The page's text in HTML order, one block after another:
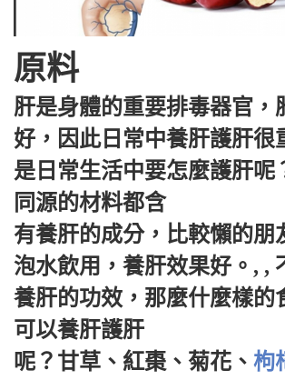
原料
肝是身體的重要排毒器官，
好，因此日常中養肝護肝很
是日常生活中要怎麼護肝呢
同源的材料都含
有養肝的成分，比較懶的朋
泡水飲用，養肝效果好。, ,
養肝的功效，那麼什麼樣的
可以養肝護肝
呢？甘草、紅棗、菊花、 枸